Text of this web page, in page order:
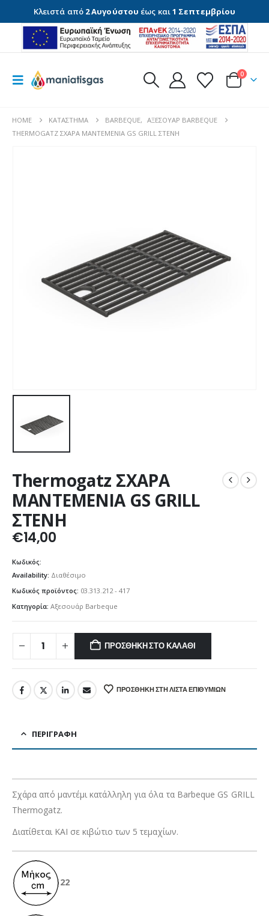
Κλειστά από 2 Αυγούστου έως και1 Σεπτεμβρίου
0
HOME ΚΑΤΆΣΤΗΜΑ BARBEQUE, ΑΞΕΣΟΥΆΡ BARBEQUE
THERMOGATZ ΣΧΑΡΑ ΜΑΝΤΕΜΕΝΙΑ GS GRILL ΣΤΕΝΗ
Thermogatz ΣΧΑΡΑ
ΜΑΝΤΕΜΕΝΙΑ GS GRILL
ΣΤΕΝΗ
€14,00
Κωδικός:
Availability: Διαθέσιμο
Κωδικός προϊόντος: 03.313.212 - 417
Κατηγορία: Αξεσουάρ Barbeque
ΠΡΟΣΘΉΚΗ ΣΤΟ ΚΑΛΆΘΙ
ΠΡΟΣΘΉΚΗ ΣΤΗ ΛΊΣΤΑ ΕΠΙΘΥΜΙΏΝ
ΠΕΡΙΓΡΑΦΉ
Σχάρα από μαντέμι κατάλληλη για όλα τα Barbeque GS GRILL
Thermogatz.
Διατίθεται ΚΑΙ σε κιβώτιο των 5 τεμαχίων.
22